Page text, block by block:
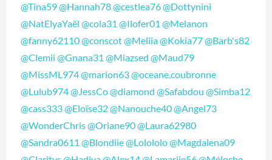
@Tina59@Hannah78@cestlea76@Dottynini
@NatElyaYaël @cola31 @Ilofer01 @Melanon
@fanny62110@conscot@Meliia@Kokia77@Barb's82
@Clemii @Gnana31 @Miazsed @Maud79
@MissML974@marion63@oceane.coubronne
@Lulub974@JessCo@diamond @Safabdou @Simba12
@cass333@Eloïse32@Nanouche40@Angel73
@WonderChris@Oriane90@Laura62980
@Sandra0611 @Blondiie@Lolololo@Magdalena09